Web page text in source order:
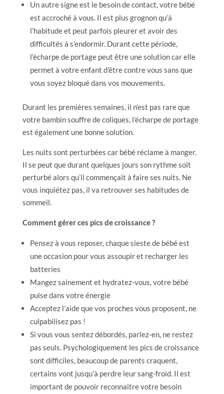
Un autre signe est le besoin de contact, votre bébé
est accroché à vous. Il est plus grognon qu’à
l’habitude et peut parfois pleurer et avoir des
difficultés à s’endormir. Durant cette période,
l’écharpe de portage peut être une solution car elle
permet à votre enfant d’être contre vous sans que
vous soyez bloqué dans vos mouvements.
Durant les premières semaines, il n’est pas rare que
votre bambin souffre de coliques, l’écharpe de portage
est également une bonne solution.
Les nuits sont perturbées car bébé réclame à manger.
Il se peut que durant quelques jours son rythme soit
perturbé alors qu’il commençait à faire ses nuits. Ne
vous inquiétez pas, il va retrouver ses habitudes de
sommeil.
Comment gérer ces pics de croissance ?
Pensez à vous reposer, chaque sieste de bébé est
une occasion pour vous assoupir et recharger les
batteries
Mangez sainement et hydratez-vous, votre bébé
puise dans votre énergie
Acceptez l’aide que vos proches vous proposent, ne
culpabilisez pas !
Si vous vous sentez débordés, parlez-en, ne restez
pas seuls. Psychologiquement les pics de croissance
sont difficiles, beaucoup de parents craquent,
certains vont jusqu’à perdre leur sang-froid. Il est
important de pouvoir reconnaitre votre besoin